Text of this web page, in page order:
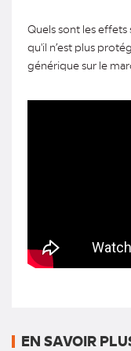
Quels sont les
qu'il n’est plus
générique sur le
EN SAVOIR